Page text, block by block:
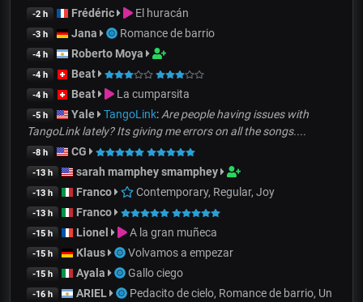
-2 h Frédéric El huracán
-3 h Jana Romance de barrio
-4 h Roberto Moya
-4 h Beat
-4 h Beat La cumparsita
-5 h Yale TangoLink: Are people having issues with
TangoLink lately? Its giving me errors on all the songs....
-8 h CG
-13 h sarah mamphey smamphey
-13 h Franco Contemporary, Regular, Joy
-13 h Franco
-15 h Lionel A la gran muñeca
-15 h Klaus Volvamos a empezar
-15 h Ayala Gallo ciego
-16 h ARIEL
Pedacito de cielo, Romance de barrio, Un